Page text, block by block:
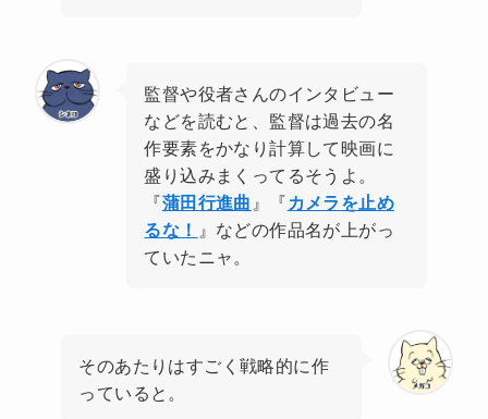
監督や役者さんのインタビュー
などを読むと、監督は過去の名
作要素をかなり計算して映画に
盛り込みまくってるそうよ。
『蒲田行進曲 』『 カメラを止め
るな！
』などの作品名が上がっ
ていたニャ。
そのあたりはすごく戦略的に作
っていると。